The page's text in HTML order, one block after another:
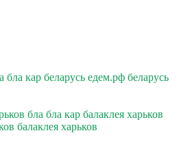
бла кар беларусь едем.рф беларусь
бла бла кар балаклея харьков
балаклея харьков